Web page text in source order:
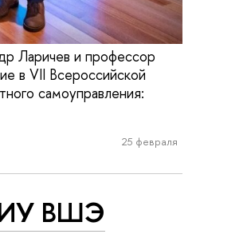
Ларичев и профессор
в VII Всероссийской
самоуправления:
25 февраля
ВШЭ